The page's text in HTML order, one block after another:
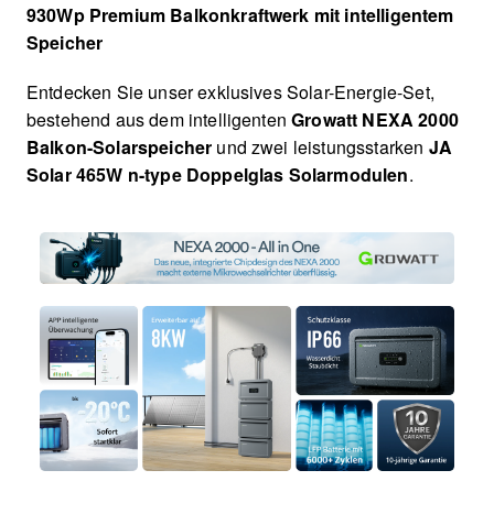
930Wp Premium Balkonkraftwerk mit intelligentem
Speicher
Entdecken Sie unser exklusives Solar-Energie-Set,
bestehend aus dem intelligentenGrowatt NEXA 2000
Balkon-Solarspeicher und zwei leistungsstarken JA
Solar 465W n-type Doppelglas Solarmodulen.